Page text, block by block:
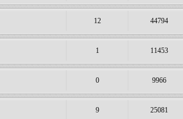
12 44794
1 11453
0 9966
9 25081